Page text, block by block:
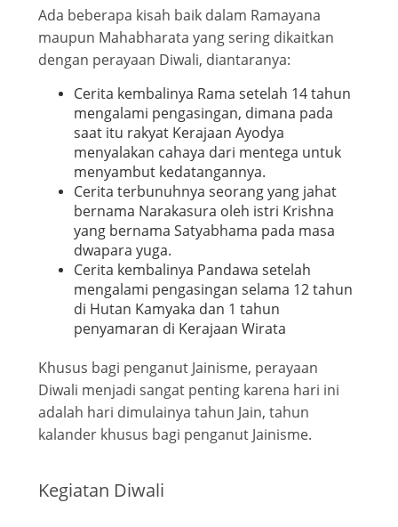
Ada beberapa kisah baik dalam Ramayana
maupun Mahabharata yang sering dikaitkan
dengan perayaan Diwali, diantaranya:
Cerita kembalinya Rama setelah 14 tahun
mengalami pengasingan, dimana pada
saat itu rakyat Kerajaan Ayodya
menyalakan cahaya dari mentega untuk
menyambut kedatangannya.
Cerita terbunuhnya seorang yang jahat
bernama Narakasura oleh istri Krishna
yang bernama Satyabhama pada masa
dwapara yuga.
Cerita kembalinya Pandawa setelah
mengalami pengasingan selama 12 tahun
di Hutan Kamyaka dan 1 tahun
penyamaran di Kerajaan Wirata
Khusus bagi penganut Jainisme, perayaan
Diwali menjadi sangat penting karena hari ini
adalah hari dimulainya tahun Jain, tahun
kalander khusus bagi penganut Jainisme.
Kegiatan Diwali